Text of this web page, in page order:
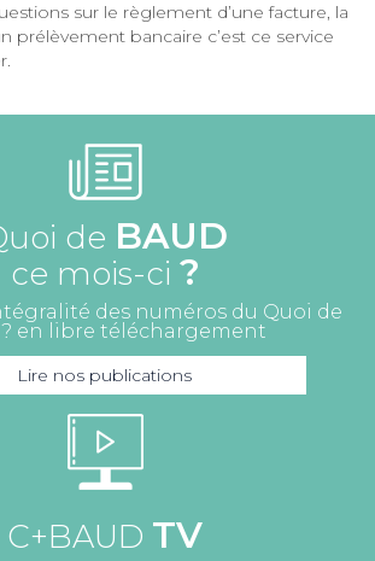
sur le règlement d’une facture, la
prélèvement bancaire c’est ce service
de BAUD
ce mois-ci ?
des numéros du Quoi de
? en libre téléchargement
Lire nos publications
C+BAUD TV